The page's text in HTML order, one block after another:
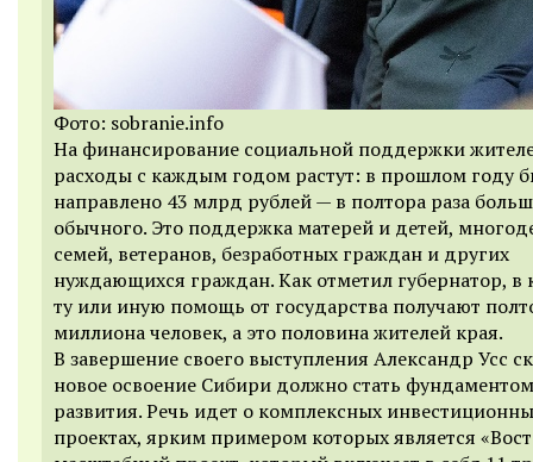
Фото: sobranie.info
На финансирование социальной поддержки
расходы с каждым годом растут: в прошлом году
направлено 43 млрд рублей — в полтора раза
обычного. Это поддержка матерей и детей,
семей, ветеранов, безработных граждан и других
нуждающихся граждан. Как отметил губернатор, в
ту или иную помощь от государства получают
миллиона человек, а это половина жителей края.
В завершение своего выступления Александр Усс
новое освоение Сибири должно стать фундаментом
развития. Речь идет о комплексных
проектах, ярким примером которых является